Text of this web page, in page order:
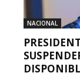
NACIONAL